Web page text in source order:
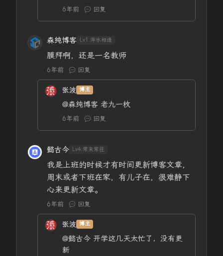
6年前 回复
森纯博客 Lv1.萍水相逢
膜拜啊，还是一名教师
6年前 回复
张波 博主
@森纯博客 老九一枚
6年前 回复
懿古今 Lv4.常来常往
我是上班的时候才有时间更新博客文章，
周末或者下班在家，有儿子在，很难静下
心来更新文章。
6年前 回复
张波 博主
@懿古今 开学这几天太忙了，没有更
新